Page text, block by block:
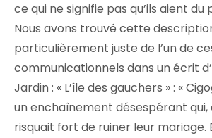
ce qui ne signifie pas qu’ils aient du
Nous avons trouvé cette
particulièrement juste de l’un de
communicationnels dans un écrit
Jardin : « L’île des gauchers » : «
un enchaînement désespérant
risquait fort de ruiner leur mariage.